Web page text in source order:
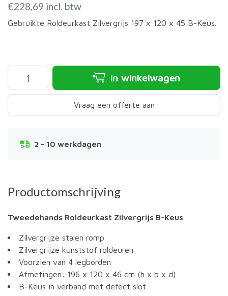
€228,69 incl. btw
Gebruikte Roldeurkast Zilvergrijs 197 x 120 x 45 B-Keus.
In winkelwagen
Vraag een offerte aan
2 - 10 werkdagen
Productomschrijving
Tweedehands Roldeurkast Zilvergrijs B-Keus
Zilvergrijze stalen romp
Zilvergrijze kunststof roldeuren
Voorzien van 4 legborden
Afmetingen: 196 x 120 x 46 cm (h x b x d)
B-Keus in verband met defect slot